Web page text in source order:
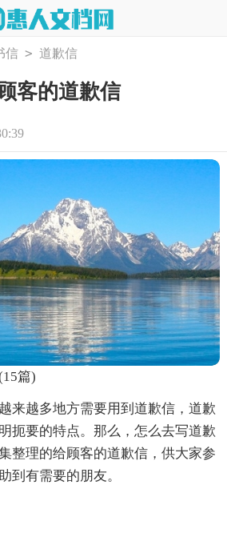
信 > 道歉信
客的道歉信
篇)
来越多地方需要用到道歉信，道歉
扼要的特点。那么，怎么去写道歉
整理的给顾客的道歉信，供大家参
到有需要的朋友。